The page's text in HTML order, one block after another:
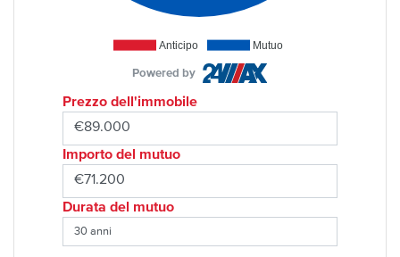
Anticipo Mutuo
Powered by
Prezzo dell'immobile
Importo del mutuo
Durata del mutuo